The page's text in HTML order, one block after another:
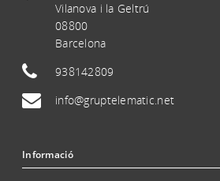
Vilanova i la Geltrú
08800
Barcelona
938142809
info@gruptelematic.net
Informació